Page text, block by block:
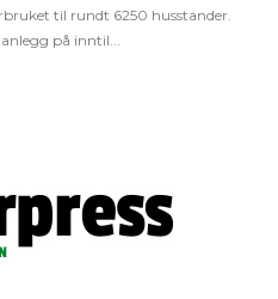
til rundt 6250 husstander.
på inntil...